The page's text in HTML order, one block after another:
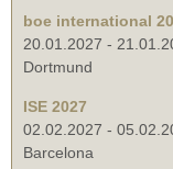
boe international
20.01.2027 -
Dortmund
ISE 2027
02.02.2027 -
Barcelona